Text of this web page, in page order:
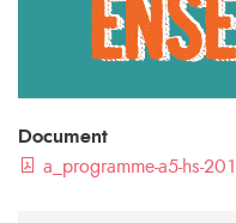
Document
a_programme-a5-hs-